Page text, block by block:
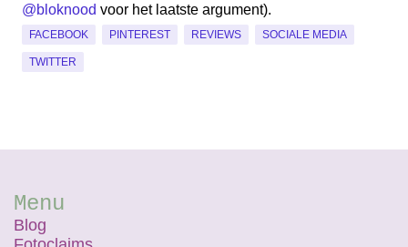
@bloknood voor het laatste argument).
FACEBOOK PINTEREST REVIEWS SOCIALE MEDIA
TWITTER
Menu
Blog